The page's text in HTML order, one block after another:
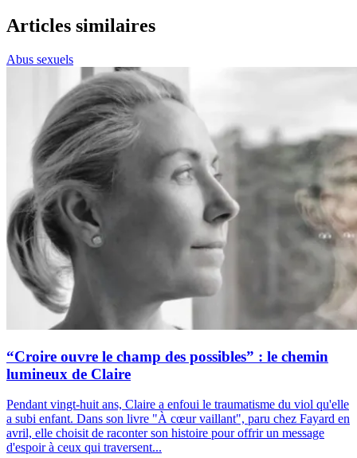
Articles similaires
Abus sexuels
“Croire ouvre le champ des possibles” : le chemin
lumineux de Claire
Pendant vingt-huit ans, Claire a enfoui le traumatisme du viol qu'elle
a subi enfant. Dans son livre "À cœur vaillant", paru chez Fayard en
avril, elle choisit de raconter son histoire pour offrir un message
d'espoir à ceux qui traversent...